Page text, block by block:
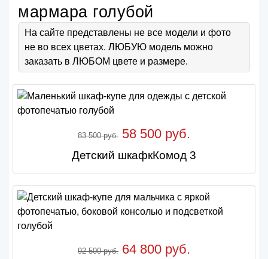
мармара голубой
На сайте представлены не все модели и фото
не во всех цветах. ЛЮБУЮ модель можно
заказать в ЛЮБОМ цвете и размере.
83 500 руб. 58 500 руб.
Детский шкафкКомод 3
92 500 руб. 64 800 руб.